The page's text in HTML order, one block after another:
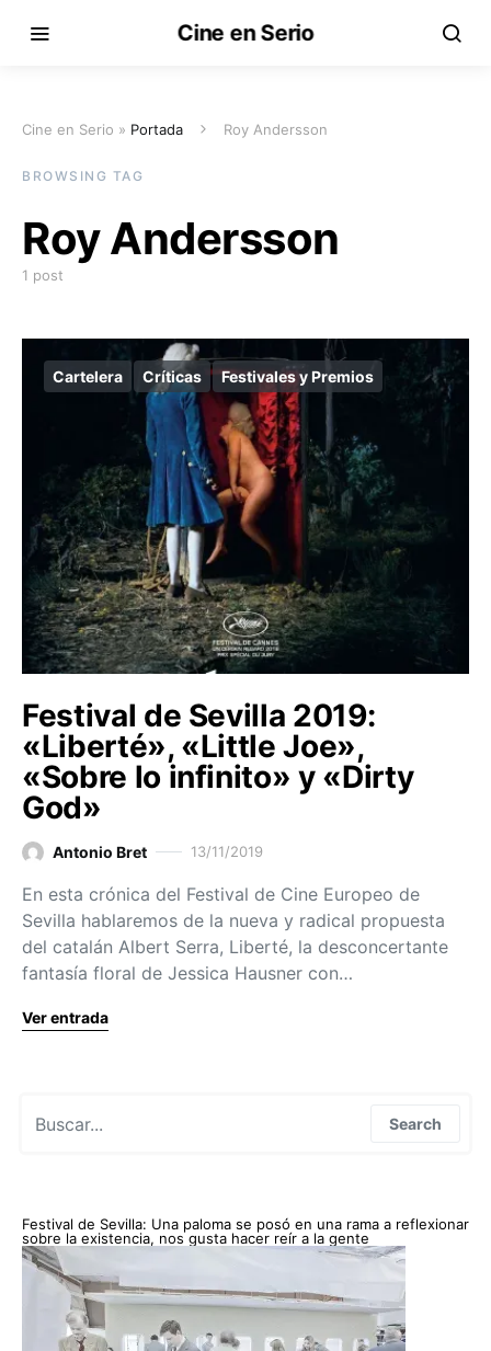
Cine en Serio
Cine en Serio » Portada Roy Andersson
BROWSING TAG
Roy Andersson
1 post
Cartelera Críticas Festivales y Premios
Festival de Sevilla 2019:
«Liberté», «Little Joe»,
«Sobre lo infinito» y «Dirty
God»
Antonio Bret 13/11/2019
En esta crónica del Festival de Cine Europeo de
Sevilla hablaremos de la nueva y radical propuesta
del catalán Albert Serra, Liberté, la desconcertante
fantasía floral de Jessica Hausner con…
Ver entrada
Search
Festival de Sevilla: Una paloma se posó en una rama a reflexionar
sobre la existencia, nos gusta hacer reír a la gente